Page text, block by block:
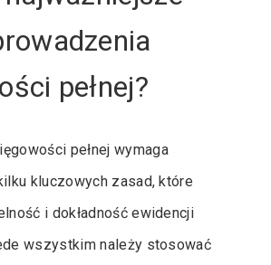
pełnej?
pełnej wymaga
kluczowych zasad, które
i dokładność ewidencji
wszystkim należy stosować